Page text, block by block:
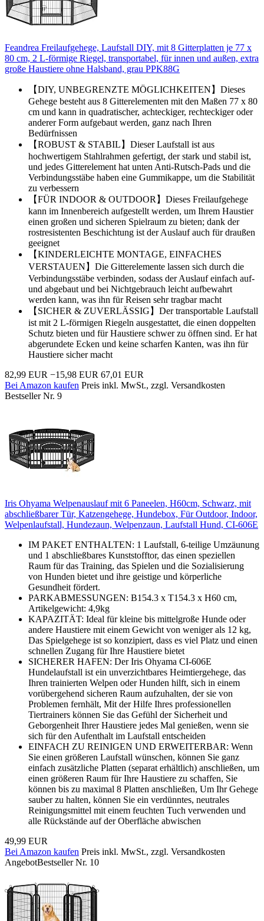
Feandrea Freilaufgehege, Laufstall DIY, mit 8 Gitterplatten je 77 x
80 cm, 2 L-förmige Riegel, transportabel, für innen und außen, extra
große Haustiere ohne Halsband, grau PPK88G
【DIY, UNBEGRENZTE MÖGLICHKEITEN】Dieses
Gehege besteht aus 8 Gitterelementen mit den Maßen 77 x 80
cm und kann in quadratischer, achteckiger, rechteckiger oder
anderer Form aufgebaut werden, ganz nach Ihren
Bedürfnissen
【ROBUST & STABIL】Dieser Laufstall ist aus
hochwertigem Stahlrahmen gefertigt, der stark und stabil ist,
und jedes Gitterelement hat unten Anti-Rutsch-Pads und die
Verbindungsstäbe haben eine Gummikappe, um die Stabilität
zu verbessern
【FÜR INDOOR & OUTDOOR】Dieses Freilaufgehege
kann im Innenbereich aufgestellt werden, um Ihrem Haustier
einen großen und sicheren Spielraum zu bieten; dank der
rostresistenten Beschichtung ist der Auslauf auch für draußen
geeignet
【KINDERLEICHTE MONTAGE, EINFACHES
VERSTAUEN】Die Gitterelemente lassen sich durch die
Verbindungsstäbe verbinden, sodass der Auslauf einfach auf-
und abgebaut und bei Nichtgebrauch leicht aufbewahrt
werden kann, was ihn für Reisen sehr tragbar macht
【SICHER & ZUVERLÄSSIG】Der transportable Laufstall
ist mit 2 L-förmigen Riegeln ausgestattet, die einen doppelten
Schutz bieten und für Haustiere schwer zu öffnen sind. Er hat
abgerundete Ecken und keine scharfen Kanten, was ihn für
Haustiere sicher macht
82,99 EUR −15,98 EUR 67,01 EUR
Bei Amazon kaufen Preis inkl. MwSt., zzgl. Versandkosten
Bestseller Nr. 9
Iris Ohyama Welpenauslauf mit 6 Paneelen, H60cm, Schwarz, mit
abschließbarer Tür, Katzengehege, Hundebox, Für Outdoor, Indoor,
Welpenlaufstall, Hundezaun, Welpenzaun, Laufstall Hund, CI-606E
IM PAKET ENTHALTEN: 1 Laufstall, 6-teilige Umzäunung
und 1 abschließbares Kunststofftor, das einen speziellen
Raum für das Training, das Spielen und die Sozialisierung
von Hunden bietet und ihre geistige und körperliche
Gesundheit fördert.
PARKABMESSUNGEN: B154.3 x T154.3 x H60 cm,
Artikelgewicht: 4,9kg
KAPAZITÄT: Ideal für kleine bis mittelgroße Hunde oder
andere Haustiere mit einem Gewicht von weniger als 12 kg,
Das Spielgehege ist so konzipiert, dass es viel Platz und einen
schnellen Zugang für Ihre Haustiere bietet
SICHERER HAFEN: Der Iris Ohyama CI-606E
Hundelaufstall ist ein unverzichtbares Heimtiergehege, das
Ihren trainierten Welpen oder Hunden hilft, sich in einem
vorübergehend sicheren Raum aufzuhalten, der sie von
Problemen fernhält, Mit der Hilfe Ihres professionellen
Tiertrainers können Sie das Gefühl der Sicherheit und
Geborgenheit Ihrer Haustiere jedes Mal genießen, wenn sie
sich für den Aufenthalt im Laufstall entscheiden
EINFACH ZU REINIGEN UND ERWEITERBAR: Wenn
Sie einen größeren Laufstall wünschen, können Sie ganz
einfach zusätzliche Platten (separat erhältlich) anschließen, um
einen größeren Raum für Ihre Haustiere zu schaffen, Sie
können bis zu maximal 8 Platten anschließen, Um Ihr Gehege
sauber zu halten, können Sie ein verdünntes, neutrales
Reinigungsmittel mit einem feuchten Tuch verwenden und
alle Rückstände auf der Oberfläche abwischen
49,99 EUR
Bei Amazon kaufen Preis inkl. MwSt., zzgl. Versandkosten
AngebotBestseller Nr. 10